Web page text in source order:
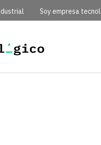
Soy empresa